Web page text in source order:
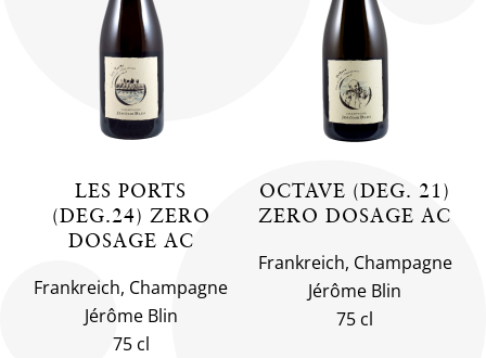
LES PORTS
(DEG.24) ZERO
DOSAGE AC
Frankreich, Champagne
Jérôme Blin
75 cl
OCTAVE (DEG. 21)
ZERO DOSAGE AC
Frankreich, Champagne
Jérôme Blin
75 cl